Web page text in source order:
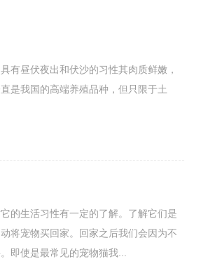
有昼伏夜出和伏沙的习性其肉质鲜嫩，
是我国的高端养殖品种，但只限于土
的生活习性有一定的了解。了解它们是
将宠物买回家。回家之后我们会因为不
即使是最常见的宠物猫我...